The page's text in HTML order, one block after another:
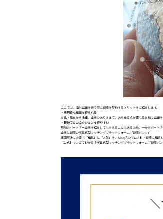
ここでは、海外進出を行う際に顧問を契約するメリットをご紹介します。
・専門的な知識を得られる
文化・風土から法律、企業のあり方まで、あらゆる点が異なる土地に進出
・現地でのコネクションを得やすい
現地のパートナー企業を紹介してもらえることもあるため、一からパート
企業と顧問の次世代型マッチングプラットフォーム「顧問バンク」
課題解決に必要な「知見」と「人脈」を、8,500名のプロ人材・顧問に相談
【公式】マンガでわかる！次世代型マッチングプラットフォーム「顧問バ